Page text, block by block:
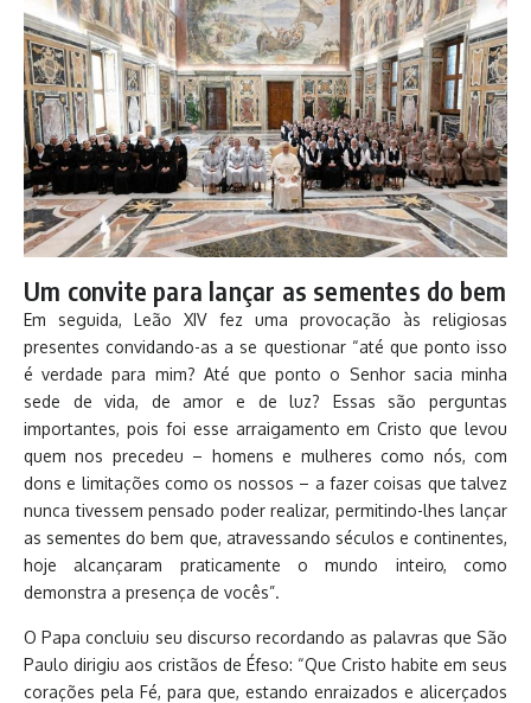
Um convite para lançar as sementes do bem
Em seguida, Leão XIV fez uma provocação às religiosas
presentes convidando-as a se questionar “até que ponto isso
é verdade para mim? Até que ponto o Senhor sacia minha
sede de vida, de amor e de luz? Essas são perguntas
importantes, pois foi esse arraigamento em Cristo que levou
quem nos precedeu – homens e mulheres como nós, com
dons e limitações como os nossos – a fazer coisas que talvez
nunca tivessem pensado poder realizar, permitindo-lhes lançar
as sementes do bem que, atravessando séculos e continentes,
hoje alcançaram praticamente o mundo inteiro, como
demonstra a presença de vocês”.
O Papa concluiu seu discurso recordando as palavras que São
Paulo dirigiu aos cristãos de Éfeso: “Que Cristo habite em seus
corações pela Fé, para que, estando enraizados e alicerçados